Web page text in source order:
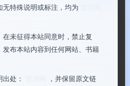
PowerDirector威力导演
特殊说明或标注，均为
未征得本站同意时，禁止复
发布本站内容到任何网站、书籍
处：
，并保留原文链